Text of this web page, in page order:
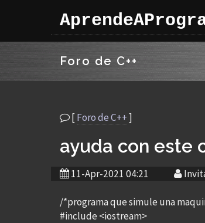
Foro de C++
[Foro de C++]
ayuda con este
11-Apr-2021 04:21
/*programa que simule una
#include <iostream>